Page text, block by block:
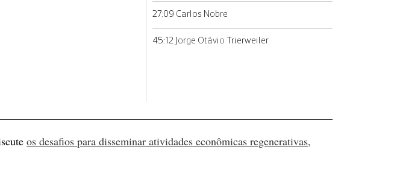
27:09 Carlos Nobre
45:12 Jorge Otávio Trierweiler
os desafios para disseminar atividades econômicas regenerativas,